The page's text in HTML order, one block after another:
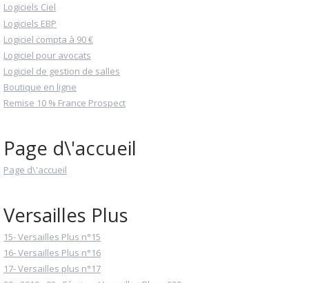
Logiciels Ciel
Logiciels EBP
Logiciel compta à 90 €
Logiciel pour avocats
Logiciel de gestion de salles
Boutique en ligne
Remise 10 % France Prospect
Page d\'accueil
Page d\'accueil
Versailles Plus
15- Versailles Plus n°15
16- Versailles Plus n°16
17- Versailles plus n°17